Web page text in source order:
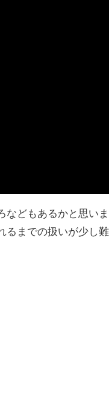
などもあるかと思い
るまでの扱いが少し